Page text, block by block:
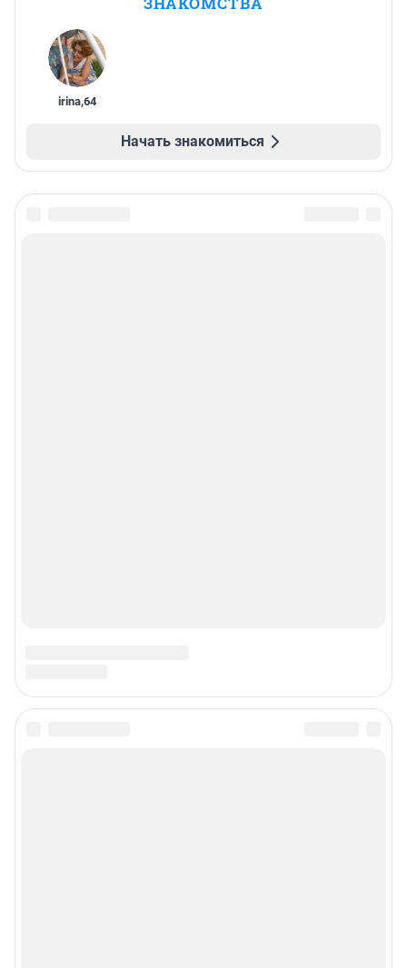
irina,64
Начать знакомиться